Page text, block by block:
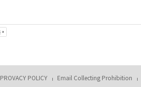
PROVACY POLICY
Email Collecting Prohibition